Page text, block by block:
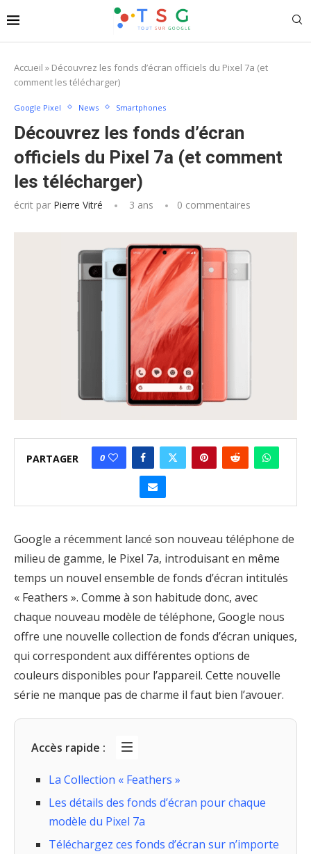
Accueil » Découvrez les fonds d’écran officiels du Pixel 7a (et
comment les télécharger)
Google Pixel News Smartphones
Découvrez les fonds d’écran
officiels du Pixel 7a (et comment
les télécharger)
écrit par Pierre Vitré 3 ans 0 commentaires
PARTAGER 0
Google a récemment lancé son nouveau téléphone de
milieu de gamme, le Pixel 7a, introduisant en même
temps un nouvel ensemble de fonds d’écran intitulés
« Feathers ». Comme à son habitude donc, avec
chaque nouveau modèle de téléphone, Google nous
offre une nouvelle collection de fonds d’écran uniques,
qui correspondent aux différentes options de
couleurs disponibles pour l’appareil. Cette nouvelle
série ne manque pas de charme il faut bien l’avouer.
Accès rapide :
La Collection « Feathers »
Les détails des fonds d’écran pour chaque
modèle du Pixel 7a
Téléchargez ces fonds d’écran sur n’importe